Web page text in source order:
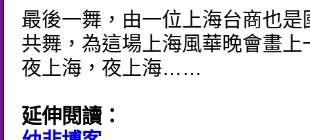
最後一舞，由一位上海台商也
共舞，為這場上海風華晚會畫
夜上海，夜上海……
延伸閱讀：